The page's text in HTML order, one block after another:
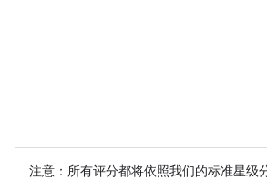
注意：所有评分都将依照我们的标准星级